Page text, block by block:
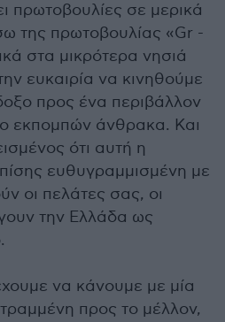
πρωτοβουλίες σε μερικά
της πρωτοβουλίας «Gr -
στα μικρότερα νησιά
ευκαιρία να κινηθούμε
προς ένα περιβάλλον
εκπομπών άνθρακα. Και
ότι αυτή η
ευθυγραμμισμένη με
οι πελάτες σας, οι
την Ελλάδα ως
να κάνουμε με μία
προς το μέλλον,